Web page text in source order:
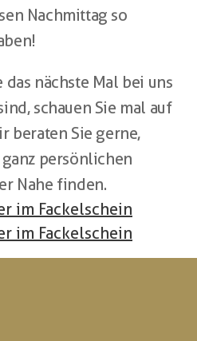
Nachmittag so
das nächste Mal bei uns
schauen Sie mal auf
beraten Sie gerne,
persönlichen
Nahe finden.
im Fackelschein
im Fackelschein